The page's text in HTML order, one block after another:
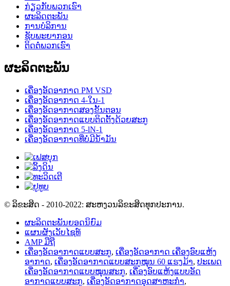
ກ່ຽວກັບພວກເຮົາ
ຜະລິດຕະພັນ
ການບໍລິການ
ຊັບພະຍາກອນ
ຕິດຕໍ່ພວກເຮົາ
ຜະລິດຕະພັນ
ເຄື່ອງອັດອາກາດ PM VSD
ເຄື່ອງອັດອາກາດ 4-ໃນ-1
ເຄື່ອງອັດອາກາດສອງຂັ້ນຕອນ
ເຄື່ອງອັດອາກາດແບບຕິດຕັ້ງດ້ວຍສະກູ
ເຄື່ອງອັດອາກາດ 5-lN-1
ເຄື່ອງອັດອາກາດທີ່ບໍ່ມີນ້ຳມັນ
© ລິຂະສິດ - 2010-2022: ສະຫງວນລິຂະສິດທຸກປະການ.
ຜະລິດຕະພັນຍອດນິຍົມ
ແຜນຜັງເວັບໄຊທ໌
AMP ມືຖື
ເຄື່ອງອັດອາກາດແບບສະກູ, ເຄື່ອງອັດອາກາດ ເຄື່ອງອົບແຫ້ງ
ອາກາດ, ເຄື່ອງອັດອາກາດແບບສະກູໝຸນ 60 ແຮງມ້າ, ປະເພດ
ເຄື່ອງອັດອາກາດແບບໝຸນສະກູ, ເຄື່ອງອົບແຫ້ງແບບອັດ
ອາກາດແບບສະກູ, ເຄື່ອງອັດອາກາດອຸດສາຫະກຳ,